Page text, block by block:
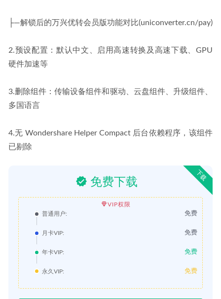
├—解锁后的万兴优转会员版功能对比(uniconverter.cn/pay)
2.预设配置：默认中文、启用高速转换及高速下载、GPU
硬件加速等
3.删除组件：传输设备组件和驱动、云盘组件、升级组件、
多国语言
4.无 Wondershare Helper Compact 后台依赖程序，该组件
已剔除
下载
免费下载
VIP权限
普通用户:
免费
月卡VIP: 免费
年卡VIP: 免费
永久VIP: 免费